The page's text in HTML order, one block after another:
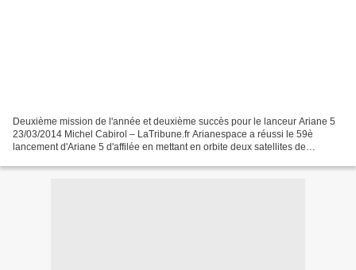
Deuxième mission de l'année et deuxième succès pour le lanceur Ariane 5
23/03/2014 Michel Cabirol – LaTribune.fr Arianespace a réussi le 59è
lancement d'Ariane 5 d'affilée en mettant en orbite deux satellites de